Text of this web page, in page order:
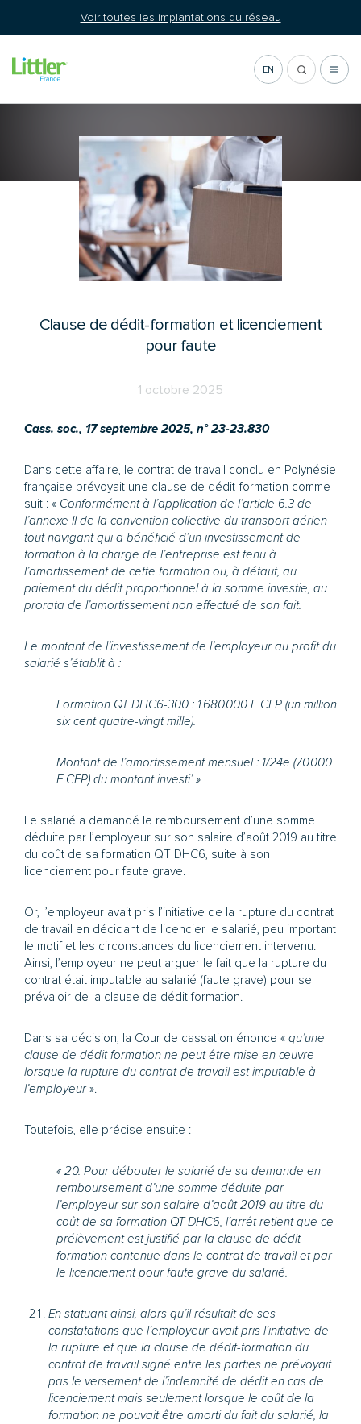
Voir toutes les implantations du réseau
EN
Actualité
Clause de dédit-formation et licenciement
pour faute
1 octobre 2025
Cass. soc., 17 septembre 2025, n° 23-23.830
Dans cette affaire, le contrat de travail conclu en Polynésie
française prévoyait une clause de dédit-formation comme
suit : « Conformément à l’application de l’article 6.3 de
l’annexe II de la convention collective du transport aérien
tout navigant qui a bénéficié d’un investissement de
formation à la charge de l’entreprise est tenu à
l’amortissement de cette formation ou, à défaut, au
paiement du dédit proportionnel à la somme investie, au
prorata de l’amortissement non effectué de son fait.
Le montant de l’investissement de l’employeur au profit du
salarié s’établit à :
Formation QT DHC6-300 : 1.680.000 F CFP (un million
six cent quatre-vingt mille).
Montant de l’amortissement mensuel : 1/24e (70.000
F CFP) du montant investi’ »
Le salarié a demandé le remboursement d’une somme
déduite par l’employeur sur son salaire d’août 2019 au titre
du coût de sa formation QT DHC6, suite à son
licenciement pour faute grave.
Or, l’employeur avait pris l’initiative de la rupture du contrat
de travail en décidant de licencier le salarié, peu important
le motif et les circonstances du licenciement intervenu.
Ainsi, l’employeur ne peut arguer le fait que la rupture du
contrat était imputable au salarié (faute grave) pour se
prévaloir de la clause de dédit formation.
Dans sa décision, la Cour de cassation énonce « qu’une
clause de dédit formation ne peut être mise en œuvre
lorsque la rupture du contrat de travail est imputable à
l’employeur».
Toutefois, elle précise ensuite :
« 20. Pour débouter le salarié de sa demande en
remboursement d’une somme déduite par
l’employeur sur son salaire d’août 2019 au titre du
coût de sa formation QT DHC6, l’arrêt retient que ce
prélèvement est justifié par la clause de dédit
formation contenue dans le contrat de travail et par
le licenciement pour faute grave du salarié.
En statuant ainsi, alors qu’il résultait de ses
constatations que l’employeur avait pris l’initiative de
la rupture et que la clause de dédit-formation du
contrat de travail signé entre les parties ne prévoyait
pas le versement de l’indemnité de dédit en cas de
licenciement mais seulement lorsque le coût de la
formation ne pouvait être amorti du fait du salarié, la